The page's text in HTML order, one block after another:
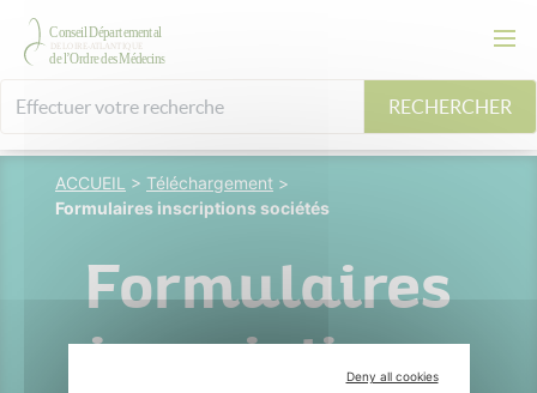
RECHERCHER
ACCUEIL > Téléchargement >
Formulaires inscriptions sociétés
Formulaires
inscriptions
Deny all cookies